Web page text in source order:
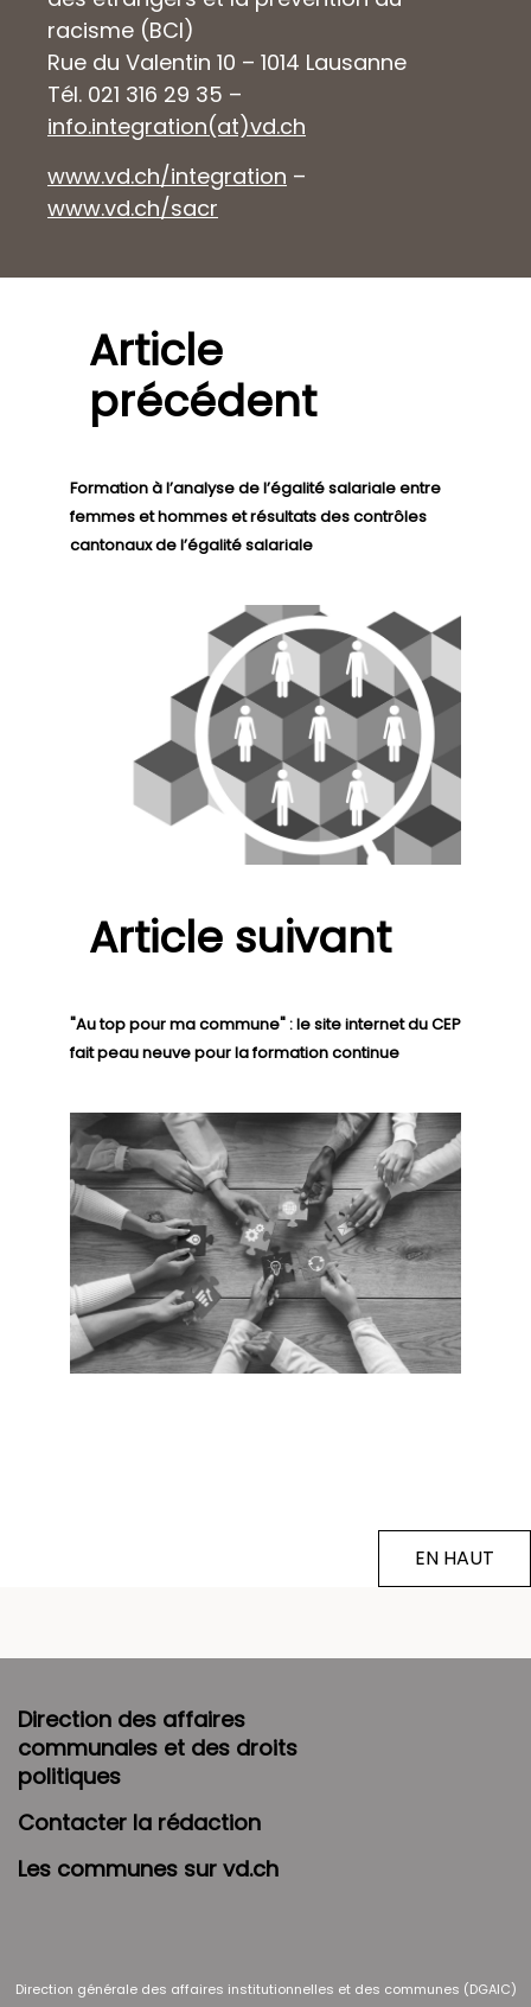
racisme (BCI)
Rue du Valentin 10 – 1014 Lausanne
Tél. 021 316 29 35 –
info.integration(at)vd.ch
www.vd.ch/integration –
www.vd.ch/sacr
Article
précédent
Formation à l’analyse de l’égalité salariale entre
femmes et hommes et résultats des contrôles
cantonaux de l’égalité salariale
Article suivant
"Au top pour ma commune" : le site internet du CEP
fait peau neuve pour la formation continue
EN HAUT
Direction des affaires
communales et des droits
politiques
Contacter la rédaction
Les communes sur vd.ch
Direction générale des affaires institutionnelles et des communes (DGAIC)